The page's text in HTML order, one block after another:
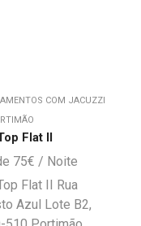
COM JACUZZI
Flat II
75€
Flat II Rua
Azul Lote B2,